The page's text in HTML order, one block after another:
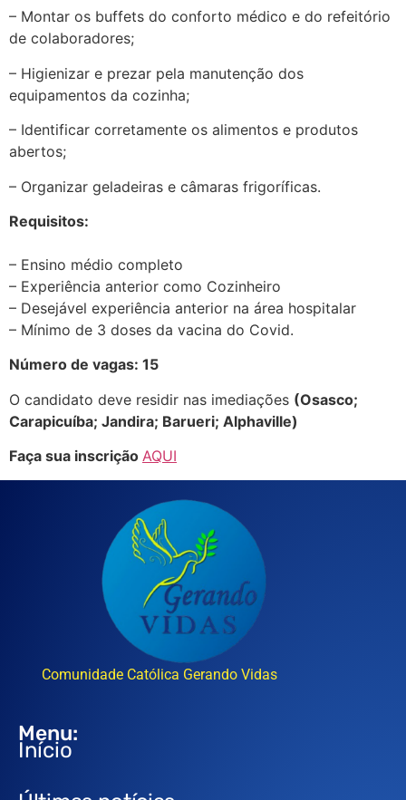
– Montar os buffets do conforto médico e do refeitório
de colaboradores;
– Higienizar e prezar pela manutenção dos
equipamentos da cozinha;
– Identificar corretamente os alimentos e produtos
abertos;
– Organizar geladeiras e câmaras frigoríficas.
Requisitos:
– Ensino médio completo
– Experiência anterior como Cozinheiro
– Desejável experiência anterior na área hospitalar
– Mínimo de 3 doses da vacina do Covid.
Número de vagas: 15
O candidato deve residir nas imediações (Osasco;
Carapicuíba; Jandira; Barueri; Alphaville)
Faça sua inscrição AQUI
Comunidade Católica Gerando Vidas
Menu:
Início